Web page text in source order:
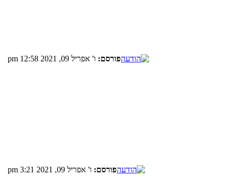
פורסם: ו' אפריל 09, 2021 12:58 pm
פורסם: ו' אפריל 09, 2021 3:21 pm